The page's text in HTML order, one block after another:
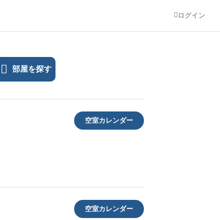
ログイン
部屋を探す
空室カレンダー
空室カレンダー